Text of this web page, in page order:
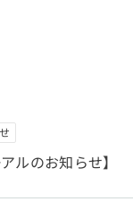
ルのお知らせ】